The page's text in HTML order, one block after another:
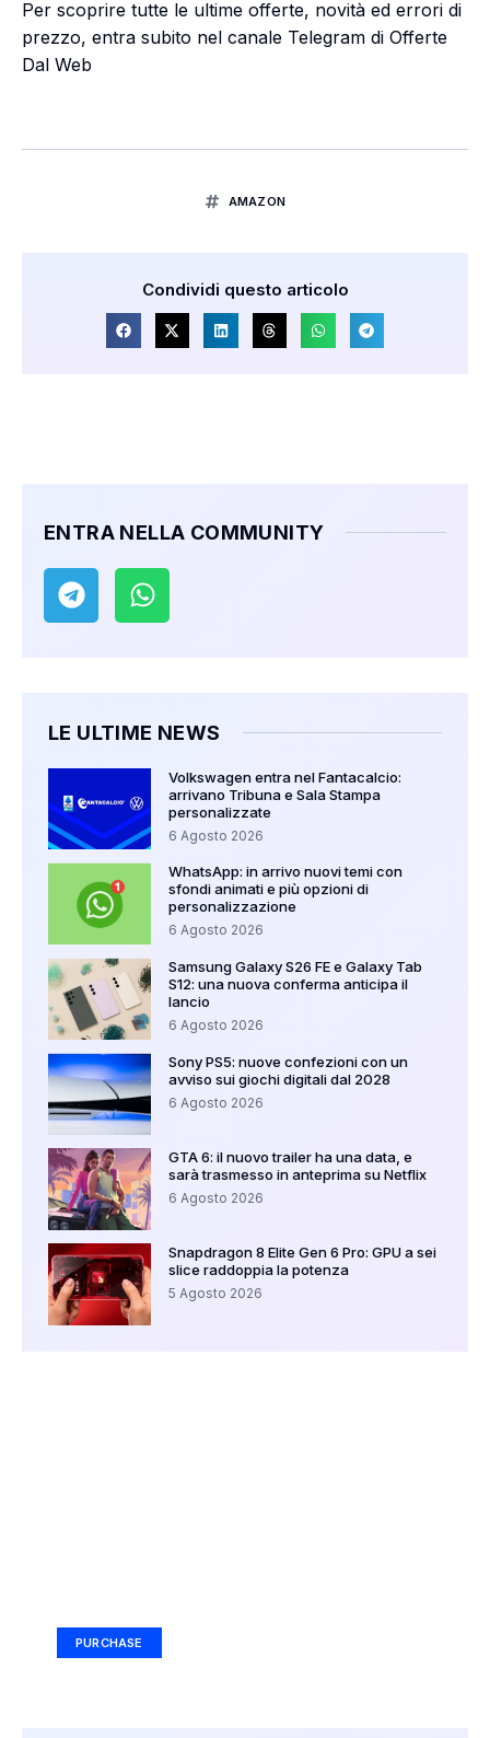
Per scoprire tutte le ultime offerte, novità ed errori di
prezzo, entra subito nel canale Telegram di Offerte
Dal Web
AMAZON
Condividi questo articolo
ENTRA NELLA COMMUNITY
LE ULTIME NEWS
Volkswagen entra nel Fantacalcio:
arrivano Tribuna e Sala Stampa
personalizzate
6 Agosto 2026
WhatsApp: in arrivo nuovi temi con
sfondi animati e più opzioni di
personalizzazione
6 Agosto 2026
Samsung Galaxy S26 FE e Galaxy Tab
S12: una nuova conferma anticipa il
lancio
6 Agosto 2026
Sony PS5: nuove confezioni con un
avviso sui giochi digitali dal 2028
6 Agosto 2026
GTA 6: il nuovo trailer ha una data, e
sarà trasmesso in anteprima su Netflix
6 Agosto 2026
Snapdragon 8 Elite Gen 6 Pro: GPU a sei
slice raddoppia la potenza
5 Agosto 2026
PURCHASE